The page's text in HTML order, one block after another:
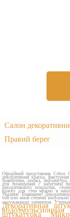
Салон
Правий берег
Офіційний представник Cebos
декоративная краска,
травертина, шелка,
для помещений с наличием
декоративного покрытия,
краску для стен можно в
Украине. Внимание!
той или иной степени
окружающих элементов.
Декоративная
водоэмульсионная
штукатурка